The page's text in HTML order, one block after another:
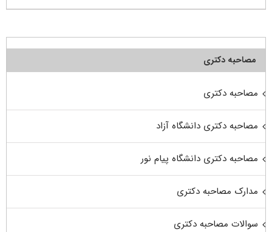
مصاحبه دکتری
مصاحبه دکتری
مصاحبه دکتری دانشگاه آزاد
مصاحبه دکتری دانشگاه پیام نور
مدارک مصاحبه دکتری
سوالات مصاحبه دکتری